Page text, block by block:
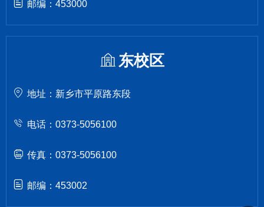
邮编：453000
东校区
地址：新乡市平原路东段
电话：0373-5056100
传真：0373-5056100
邮编：453002